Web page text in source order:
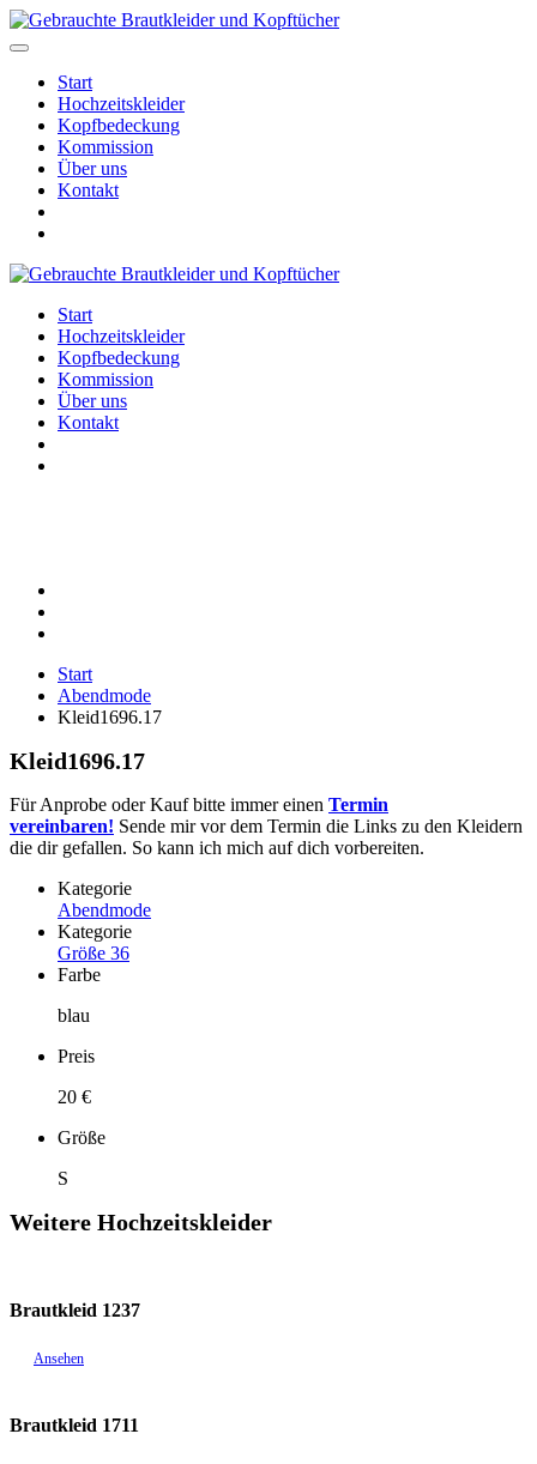
Start
Hochzeitskleider
Kopfbedeckung
Kommission
Über uns
Kontakt
Start
Hochzeitskleider
Kopfbedeckung
Kommission
Über uns
Kontakt
Start
Abendmode
Kleid1696.17
Kleid1696.17
Für Anprobe oder Kauf bitte immer einen Termin
vereinbaren! Sende mir vor dem Termin die Links zu den Kleidern
die dir gefallen. So kann ich mich auf dich vorbereiten.
Kategorie
Abendmode
Kategorie
Größe 36
Farbe
blau
Preis
20 €
Größe
S
Weitere Hochzeitskleider
Brautkleid 1237
Ansehen
Brautkleid 1711